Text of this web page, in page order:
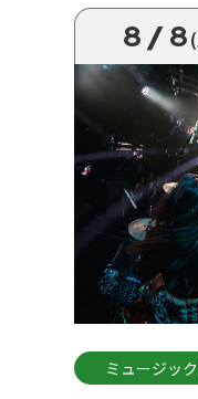
8/8
ミュージッ